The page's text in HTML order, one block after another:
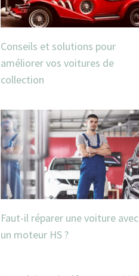
Conseils et solutions pour
améliorer vos voitures de
collection
Faut-il réparer une voiture avec
un moteur HS ?